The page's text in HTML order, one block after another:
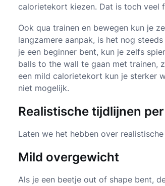
calorietekort kiezen. Dat is toch veel
Ook qua trainen en bewegen kun je
langzamere aanpak, is het nog
je een beginner bent, kun je zelfs
balls to the wall te gaan met trainen,
een mild calorietekort kun je sterker
niet mogelijk.
Realistische tijdlijnen
Laten we het hebben over
Mild overgewicht
Als je een beetje out of shape bent,